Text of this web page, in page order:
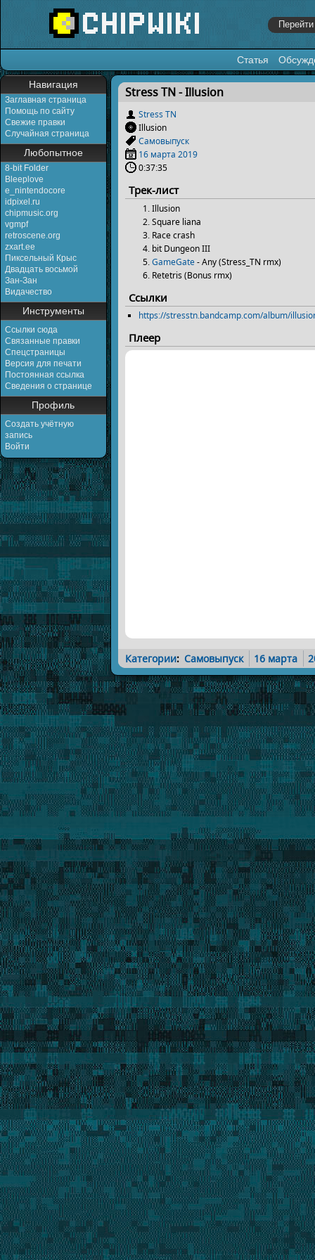
Статья
Навигация
Заглавная страница
Помощь по сайту
Свежие правки
Случайная страница
Любопытное
8-bit Folder
Bleeplove
e_nintendocore
idpixel.ru
chipmusic.org
vgmpf
retroscene.org
zxart.ee
Пиксельный Крыс
Двадцать восьмой
Зан-Зан
Видачество
Инструменты
Ссылки сюда
Связанные правки
Спецстраницы
Версия для печати
Постоянная ссылка
Сведения о странице
Профиль
Создать учётную
запись
Войти
Перейти к:навигация,поиск
Stress TN - Illusion
Stress TN
Illusion
Самовыпуск
16 марта 2019
0:37:35
Трек-лист
Illusion
Square liana
Race crash
bit Dungeon III
GameGate- Any (Stress_TN rmx)
Retetris (Bonus rmx)
Ссылки
https://stresstn.bandcamp.com/album/
Плеер
Категории: Самовыпуск 16 марта